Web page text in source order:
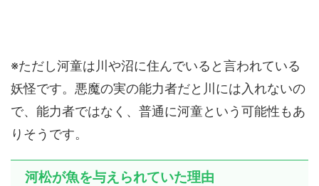
※ただし河童は川や沼に住んでいると言われている
妖怪です。悪魔の実の能力者だと川には入れないの
で、能力者ではなく、普通に河童という可能性もあ
りそうです。
河松が魚を与えられていた理由